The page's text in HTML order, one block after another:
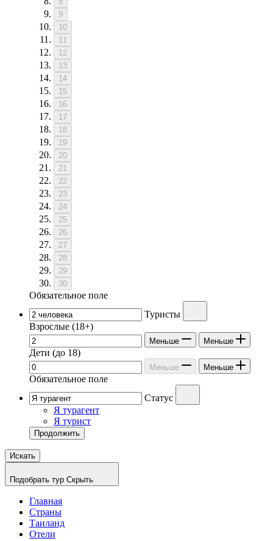
9
10
11
12
13
14
15
16
17
18
19
20
21
22
23
24
25
26
27
28
29
30
Обязательное поле
Туристы
Взрослые (18+)
Меньше Меньше
Дети (до 18)
Меньше Меньше
Обязательное поле
Статус
Я турагент
Я турист
Продолжить
Искать
Подобрать тур Скрыть
Главная
Страны
Таиланд
Отели